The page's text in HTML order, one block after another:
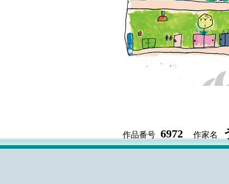
作品番号 6972 作家名